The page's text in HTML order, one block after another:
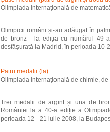
Olimpiada internațională de
Olimpicii români și-au adăugat în
de bronz - la ediția cu numărul 49
desfășurată la Madrid, în perioada 10-
Patru medalii (la)
Olimpiada internațională de chimie,
Trei medalii de argint și una de
României la a 40-a ediție a
perioada 12 - 21 iulie 2008, la